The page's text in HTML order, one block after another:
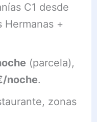
C1 desde
Hermanas +
(parcela),
noche.
zonas